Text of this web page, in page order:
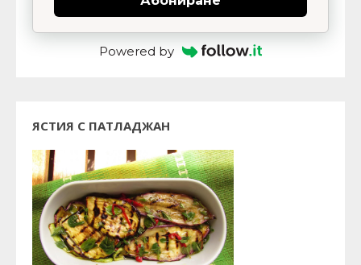
Powered by
ЯСТИЯ С ПАТЛАДЖАН